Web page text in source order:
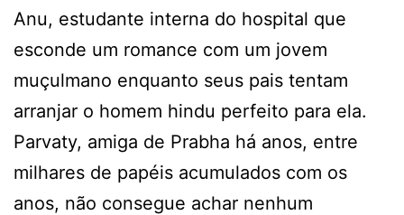
Anu, estudante interna do hospital que
esconde um romance com um jovem
muçulmano enquanto seus pais tentam
arranjar o homem hindu perfeito para ela.
Parvaty, amiga de Prabha há anos, entre
milhares de papéis acumulados com os
anos, não consegue achar nenhum